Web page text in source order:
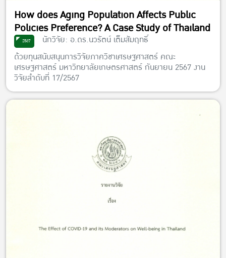
How does Aging Population Affects Public
Policies Preference? A Case Study of Thailand
2567
นักวิจัย: อ.ดร.นวรัตน์ เต็มสัมฤทธิ์
ด้วยทุนสนับสนุนการวิจัยภาควิชาเศรษฐศาสตร์ คณะ
เศรษฐศาสตร์ มหาวิทยาลัยเกษตรศาสตร์ กันยายน 2567 งาน
วิจัยลำดับที่ 17/2567